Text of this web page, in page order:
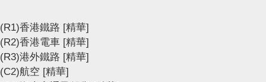
(R1)香港鐵路 [精華]
(R2)香港電車 [精華]
(R3)港外鐵路 [精華]
(C2)航空 [精華]